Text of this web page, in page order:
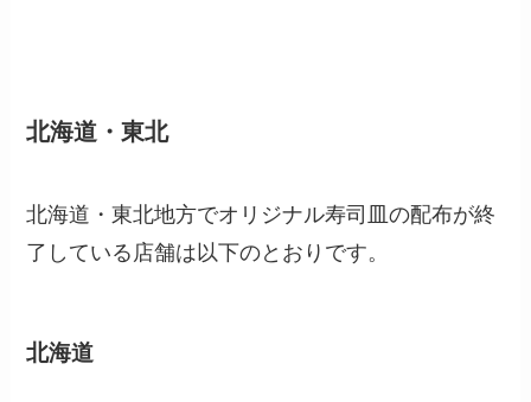
北海道・東北
北海道・東北地方でオリジナル寿司皿の配布が終
了している店舗は以下のとおりです。
北海道